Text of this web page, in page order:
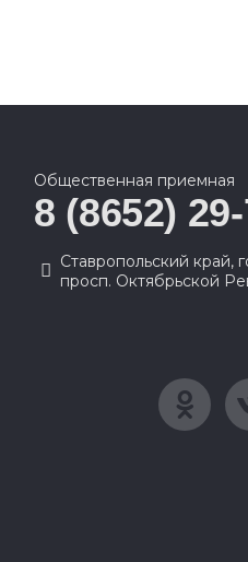
Общественная приемная
8 (8652)
Ставропольский край,
просп. Октябрьской